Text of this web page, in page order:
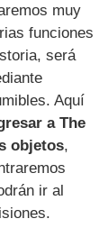
muy
funciones
será
Aquí
a The
objetos,
ir al